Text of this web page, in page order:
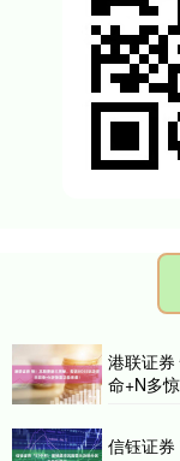
港联证
命+N多
信钰证